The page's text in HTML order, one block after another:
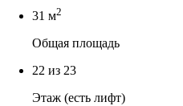
31 м2
Общая площадь
22 из 23
Этаж (есть лифт)